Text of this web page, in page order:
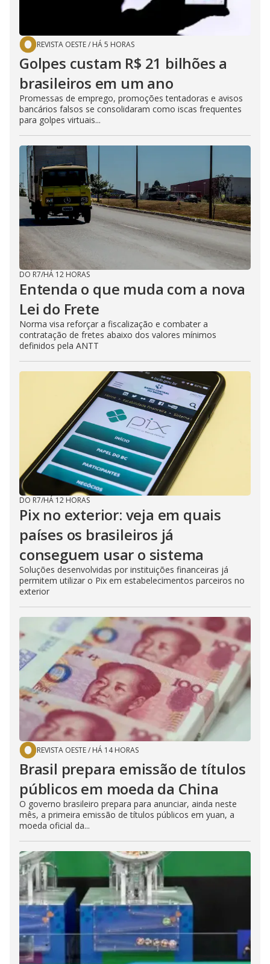
REVISTA OESTE/ HÁ 5 HORAS
Golpes custam R$ 21 bilhões a
brasileiros em um ano
Promessas de emprego, promoções tentadoras e avisos
bancários falsos se consolidaram como iscas frequentes
para golpes virtuais...
DO R7/HÁ 12 HORAS
Entenda o que muda com a nova
Lei do Frete
Norma visa reforçar a fiscalização e combater a
contratação de fretes abaixo dos valores mínimos
definidos pela ANTT
DO R7/HÁ 12 HORAS
Pix no exterior: veja em quais
países os brasileiros já
conseguem usar o sistema
Soluções desenvolvidas por instituições financeiras já
permitem utilizar o Pix em estabelecimentos parceiros no
exterior
REVISTA OESTE/ HÁ 14 HORAS
Brasil prepara emissão de títulos
públicos em moeda da China
O governo brasileiro prepara para anunciar, ainda neste
mês, a primeira emissão de títulos públicos em yuan, a
moeda oficial da...